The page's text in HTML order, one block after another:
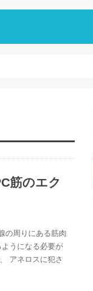
筋のエク
の周りにある筋肉
ようになる必要が
アネロスに犯さ